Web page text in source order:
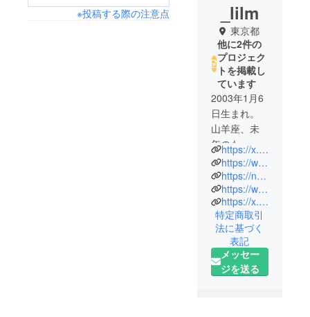
※投稿する際の注意点
_lilm
東京都
他に2件の
プロジェク
トを掲載し
ています
2003年1月6
日生まれ。
山羊座、未
年のもっふ
もふな人。
幼稚園年中
から高校三
年生まで子
役として芸
能活動に勤
しんでい
https://x.com/_rilm16
https://www.instagram.com/_ri.m16/
https://note.com/rinoa_miyanaga/
https://www.artdpc.com/
https://x.com/Pile_Rec
特定商取引
法に基づく
表記
メッセー
ジを送る